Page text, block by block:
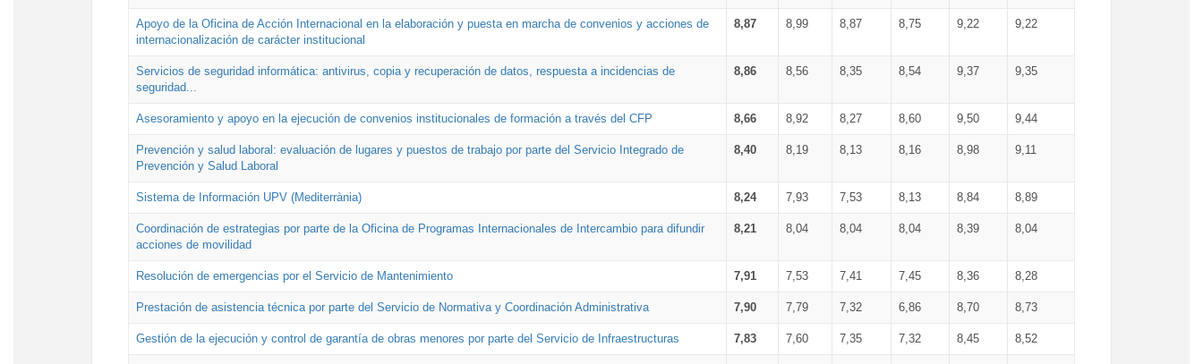
Apoyo de la Oficina de Acción Internacional en la elaboración y puesta en marcha de convenios y acciones de
internacionalización de carácter institucional
8,87 8,99 8,87 8,75 9,22 9,22
Servicios de seguridad informática: antivirus, copia y recuperación de datos, respuesta a incidencias de
seguridad...
8,86 8,56 8,35 8,54 9,37 9,35
Asesoramiento y apoyo en la ejecución de convenios institucionales de formación a través del CFP 8,66 8,92 8,27 8,60 9,50 9,44
Prevención y salud laboral: evaluación de lugares y puestos de trabajo por parte del Servicio Integrado de
Prevención y Salud Laboral
8,40 8,19 8,13 8,16 8,98 9,11
Sistema de Información UPV (Mediterrània) 8,24 7,93 7,53 8,13 8,84 8,89
Coordinación de estrategias por parte de la Oficina de Programas Internacionales de Intercambio para difundir
acciones de movilidad
8,21 8,04 8,04 8,04 8,39 8,04
Resolución de emergencias por el Servicio de Mantenimiento 7,91 7,53 7,41 7,45 8,36 8,28
Prestación de asistencia técnica por parte del Servicio de Normativa y Coordinación Administrativa 7,90 7,79 7,32 6,86 8,70 8,73
Gestión de la ejecución y control de garantía de obras menores por parte del Servicio de Infraestructuras 7,83 7,60 7,35 7,32 8,45 8,52